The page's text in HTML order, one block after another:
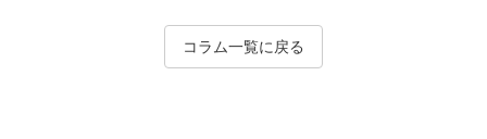
コラム一覧に戻る